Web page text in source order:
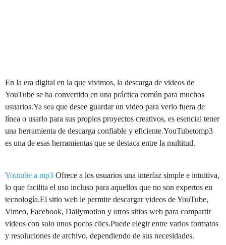
En la era digital en la que vivimos, la descarga de videos de
YouTube se ha convertido en una práctica común para muchos
usuarios.Ya sea que desee guardar un video para verlo fuera de
línea o usarlo para sus propios proyectos creativos, es esencial tener
una herramienta de descarga confiable y eficiente.YouTubetomp3
es una de esas herramientas que se destaca entre la multitud.
Youtube a mp3 Ofrece a los usuarios una interfaz simple e intuitiva,
lo que facilita el uso incluso para aquellos que no son expertos en
tecnología.El sitio web le permite descargar videos de YouTube,
Vimeo, Facebook, Dailymotion y otros sitios web para compartir
videos con solo unos pocos clics.Puede elegir entre varios formatos
y resoluciones de archivo, dependiendo de sus necesidades.